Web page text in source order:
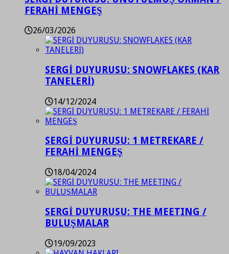
FERAHİ MENGEŞ
26/03/2026
SERGİ DUYURUSU: SNOWFLAKES (KAR
TANELERİ)
14/12/2024
SERGİ DUYURUSU: 1 METREKARE /
FERAHİ MENGEŞ
18/04/2024
SERGİ DUYURUSU: THE MEETING /
BULUŞMALAR
19/09/2023